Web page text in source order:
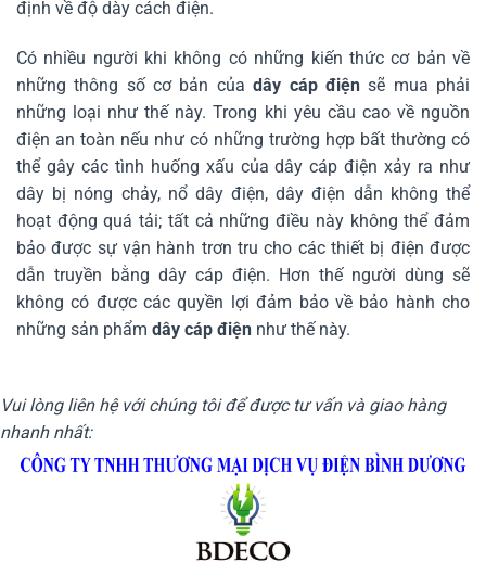
định về độ dày cách điện.
Có nhiều người khi không có những kiến thức cơ bản về
những thông số cơ bản củadây cáp điệnsẽ mua phải
những loại như thế này. Trong khi yêu cầu cao về nguồn
điện an toàn nếu như có những trường hợp bất thường có
thể gây các tình huống xấu của dây cáp điện xảy ra như
dây bị nóng chảy, nổ dây điện, dây điện dẫn không thể
hoạt động quá tải; tất cả những điều này không thể đảm
bảo được sự vận hành trơn tru cho các thiết bị điện được
dẫn truyền bằng dây cáp điện. Hơn thế người dùng sẽ
không có được các quyền lợi đảm bảo về bảo hành cho
những sản phẩm dây cáp điện như thế này.
Vui lòng liên hệ với chúng tôi để được tư vấn và giao hàng
nhanh nhất: